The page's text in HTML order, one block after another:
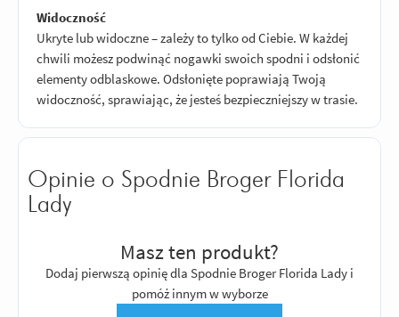
Widoczność
Ukryte lub widoczne – zależy to tylko od Ciebie. W każdej
chwili możesz podwinąć nogawki swoich spodni i odsłonić
elementy odblaskowe. Odsłonięte poprawiają Twoją
widoczność, sprawiając, że jesteś bezpieczniejszy w trasie.
Opinie o Spodnie Broger Florida
Lady
Masz ten produkt?
Dodaj pierwszą opinię dla Spodnie Broger Florida Lady i
pomóż innym w wyborze